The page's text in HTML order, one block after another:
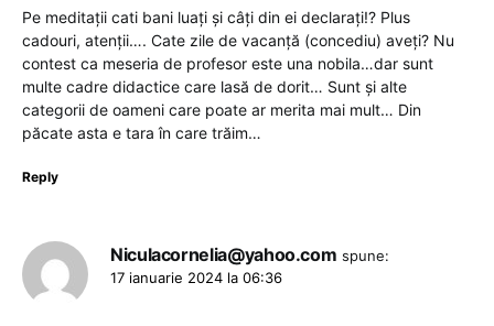
Pe meditații cati bani luați și câți din ei declarați!? Plus
cadouri, atenții…. Cate zile de vacanță (concediu) aveți? Nu
contest ca meseria de profesor este una nobila…dar sunt
multe cadre didactice care lasă de dorit… Sunt și alte
categorii de oameni care poate ar merita mai mult… Din
păcate asta e tara în care trăim…
Reply
Niculacornelia@yahoo.com spune:
17 ianuarie 2024 la 06:36